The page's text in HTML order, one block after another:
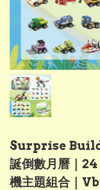
Surprise
誕倒數月曆｜
機主題組合｜